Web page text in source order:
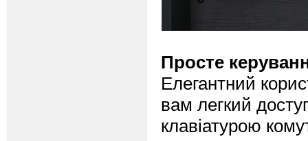
Просте
Елегантний
вам легкий
клавіатурою